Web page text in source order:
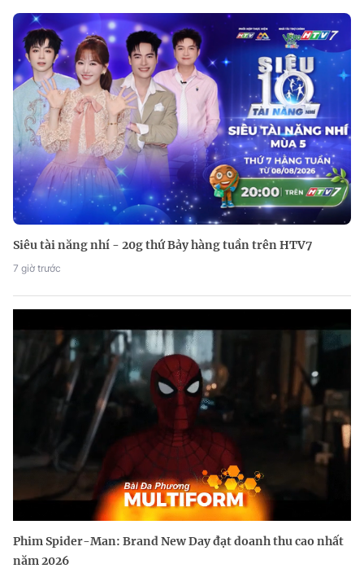
Siêu tài năng nhí - 20g thứ Bảy hàng tuần trên HTV7
7 giờ trước
Phim Spider-Man: Brand New Day đạt doanh thu cao nhất
năm 2026